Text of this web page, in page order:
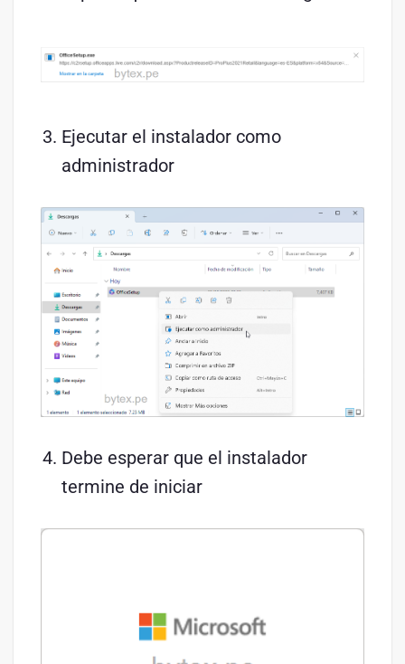
Ejecutar el instalador como
administrador
Debe esperar que el instalador
termine de iniciar